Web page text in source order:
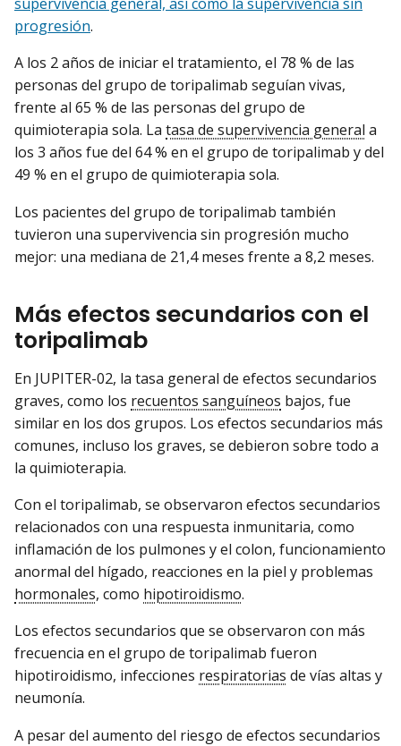
progresión.
A los 2 años de iniciar el tratamiento, el 78 % de las
personas del grupo de toripalimab seguían vivas,
frente al 65 % de las personas del grupo de
quimioterapia sola. La tasa de supervivencia general a
los 3 años fue del 64 % en el grupo de toripalimab y del
49 % en el grupo de quimioterapia sola.
Los pacientes del grupo de toripalimab también
tuvieron una supervivencia sin progresión mucho
mejor: una mediana de 21,4 meses frente a 8,2 meses.
Más efectos secundarios con el
toripalimab
En JUPITER-02, la tasa general de efectos secundarios
graves, como los recuentos sanguíneos bajos, fue
similar en los dos grupos. Los efectos secundarios más
comunes, incluso los graves, se debieron sobre todo a
la quimioterapia.
Con el toripalimab, se observaron efectos secundarios
relacionados con una respuesta inmunitaria, como
inflamación de los pulmones y el colon, funcionamiento
anormal del hígado, reacciones en la piel y problemas
hormonales, como hipotiroidismo.
Los efectos secundarios que se observaron con más
frecuencia en el grupo de toripalimab fueron
hipotiroidismo, infecciones respiratorias de vías altas y
neumonía.
A pesar del aumento del riesgo de efectos secundarios